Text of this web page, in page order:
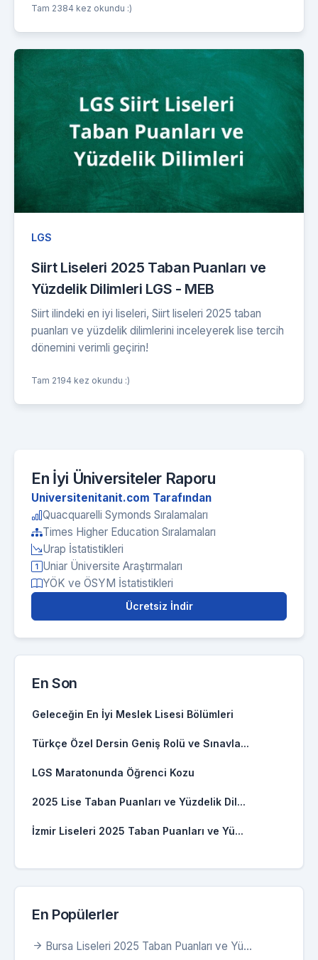
Tam 2384 kez okundu :)
LGS
Siirt Liseleri 2025 Taban Puanları ve
Yüzdelik Dilimleri LGS - MEB
Siirt ilindeki en iyi liseleri, Siirt liseleri 2025 taban
puanları ve yüzdelik dilimlerini inceleyerek lise tercih
dönemini verimli geçirin!
Tam 2194 kez okundu :)
En İyi Üniversiteler Raporu
Universitenitanit.com Tarafından
Quacquarelli Symonds Sıralamaları
Times Higher Education Sıralamaları
Urap İstatistikleri
Uniar Üniversite Araştırmaları
YÖK ve ÖSYM İstatistikleri
Ücretsiz İndir
En Son
Geleceğin En İyi Meslek Lisesi Bölümleri
Türkçe Özel Dersin Geniş Rolü ve Sınavla...
LGS Maratonunda Öğrenci Kozu
2025 Lise Taban Puanları ve Yüzdelik Dil...
İzmir Liseleri 2025 Taban Puanları ve Yü...
En Popülerler
Bursa Liseleri 2025 Taban Puanları ve Yü...